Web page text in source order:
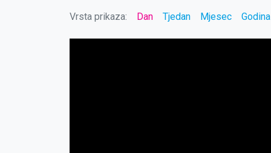
Vrsta prikaza: Dan Tjedan Mjesec Godina